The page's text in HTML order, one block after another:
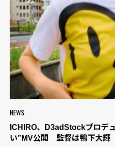
NEWS
ICHIRO、D3adStockプロデ
い”MV公開 監督は鴨下大輝